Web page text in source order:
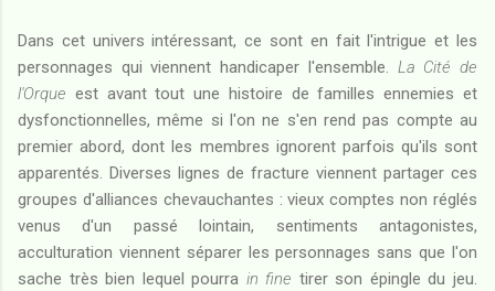
Dans cet univers intéressant, ce sont en fait l'intrigue et les
personnages qui viennent handicaper l'ensemble. La Cité de
l'Orque est avant tout une histoire de familles ennemies et
dysfonctionnelles, même si l'on ne s'en rend pas compte au
premier abord, dont les membres ignorent parfois qu'ils sont
apparentés. Diverses lignes de fracture viennent partager ces
groupes d'alliances chevauchantes : vieux comptes non réglés
venus d'un passé lointain, sentiments antagonistes,
acculturation viennent séparer les personnages sans que l'on
sache très bien lequel pourra in fine tirer son épingle du jeu.